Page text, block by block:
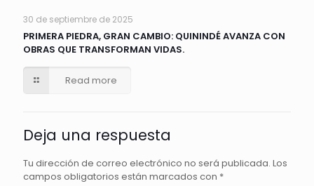
30 de septiembre de 2025
PRIMERA PIEDRA, GRAN CAMBIO: QUININDÉ AVANZA CON
OBRAS QUE TRANSFORMAN VIDAS.
Read more
Deja una respuesta
Tu dirección de correo electrónico no será publicada. Los
campos obligatorios están marcados con *